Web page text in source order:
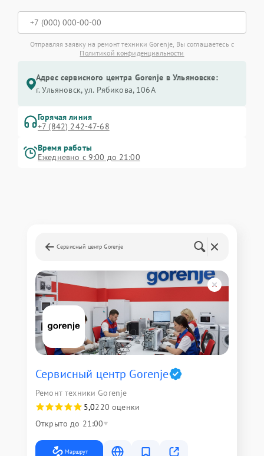
Отправляя заявку на ремонт техники Gorenje, Вы соглашаетесь с
Политикой конфиденциальности
Адрес сервисного центра Gorenje в Ульяновске:
г. Ульяновск, ул. Рябикова, 106А
Горячая линия
+7 (842) 242-47-68
Время работы
Ежедневно с 9:00 до 21:00
Сервисный центр Gorenje
Сервисный центр Gorenje
Ремонт техники Gorenje
5,0220 оценки
Открыто до 21:00
Маршрут